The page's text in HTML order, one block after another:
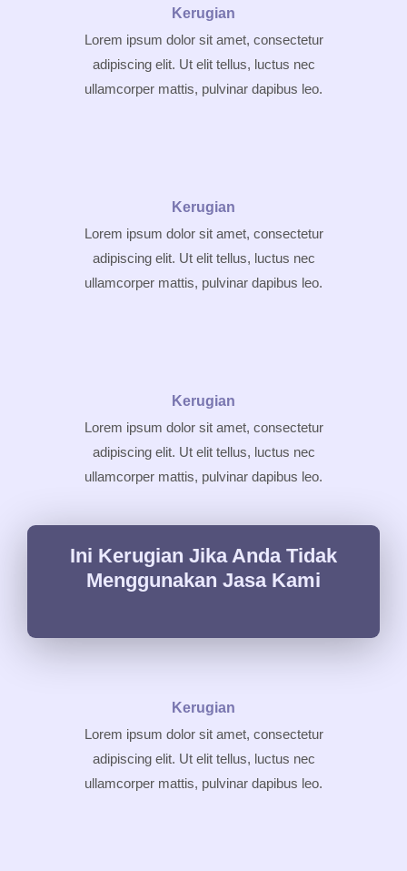
Kerugian
Lorem ipsum dolor sit amet, consectetur
adipiscing elit. Ut elit tellus, luctus nec
ullamcorper mattis, pulvinar dapibus leo.
Kerugian
Lorem ipsum dolor sit amet, consectetur
adipiscing elit. Ut elit tellus, luctus nec
ullamcorper mattis, pulvinar dapibus leo.
Kerugian
Lorem ipsum dolor sit amet, consectetur
adipiscing elit. Ut elit tellus, luctus nec
ullamcorper mattis, pulvinar dapibus leo.
Ini Kerugian Jika Anda Tidak
Menggunakan Jasa Kami
Kerugian
Lorem ipsum dolor sit amet, consectetur
adipiscing elit. Ut elit tellus, luctus nec
ullamcorper mattis, pulvinar dapibus leo.